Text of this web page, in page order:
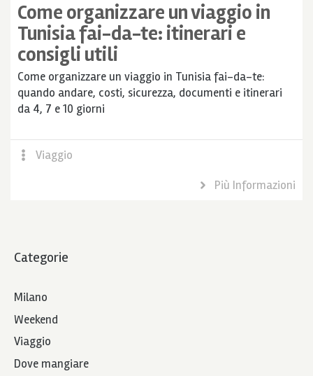
Come organizzare un viaggio in
Tunisia fai-da-te: itinerari e
consigli utili
Come organizzare un viaggio in Tunisia fai-da-te:
quando andare, costi, sicurezza, documenti e itinerari
da 4, 7 e 10 giorni
Viaggio
Più Informazioni
Categorie
Milano
Weekend
Viaggio
Dove mangiare